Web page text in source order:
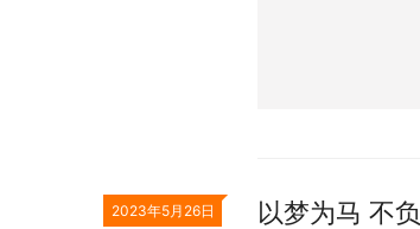
2023年5月26日
以梦为马 不